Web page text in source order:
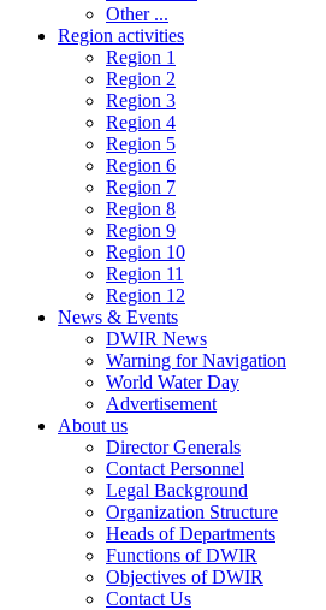
Other ...
Region activities
Region 1
Region 2
Region 3
Region 4
Region 5
Region 6
Region 7
Region 8
Region 9
Region 10
Region 11
Region 12
News & Events
DWIR News
Warning for Navigation
World Water Day
Advertisement
About us
Director Generals
Contact Personnel
Legal Background
Organization Structure
Heads of Departments
Functions of DWIR
Objectives of DWIR
Contact Us